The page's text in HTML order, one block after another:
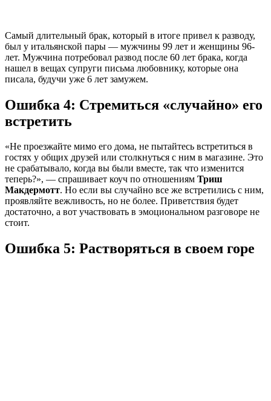
Самый длительный брак, который в итоге привел к разводу,
был у итальянской пары — мужчины 99 лет и женщины 96-
лет. Мужчина потребовал развод после 60 лет брака, когда
нашел в вещах супруги письма любовнику, которые она
писала, будучи уже 6 лет замужем.
Ошибка 4: Стремиться «случайно» его
встретить
«Не проезжайте мимо его дома, не пытайтесь встретиться в
гостях у общих друзей или столкнуться с ним в магазине. Это
не срабатывало, когда вы были вместе, так что изменится
теперь?», — спрашивает коуч по отношениям Триш
Макдермотт. Но если вы случайно все же встретились с ним,
проявляйте вежливость, но не более. Приветствия будет
достаточно, а вот участвовать в эмоциональном разговоре не
стоит.
Ошибка 5: Растворяться в своем горе